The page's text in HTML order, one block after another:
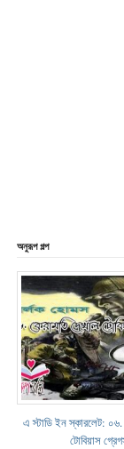
অনুরূপ গল্প
এ স্টাডি ইন স্কারলেট: ০৬.
টোবিয়াস